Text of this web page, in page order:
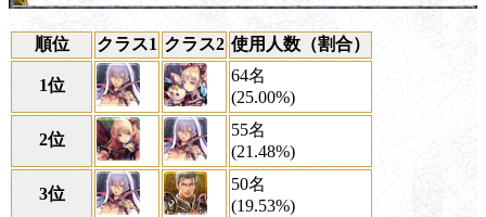
順位 クラス1 クラス2 使用人数（割合）
1位
64名
(25.00%)
2位
55名
(21.48%)
3位
50名
(19.53%)